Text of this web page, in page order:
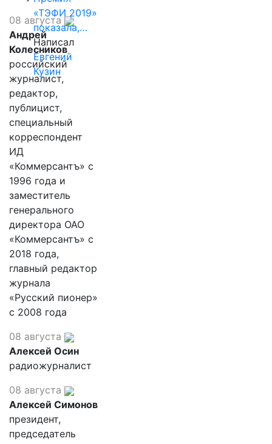
«ТЭФИ 2019»
показала,…
Написал
Евгений
Кузин
08 августа
Андрей
Колесников
российский
журналист,
редактор,
публицист,
специальный
корреспондент
ИД
«Коммерсантъ» с
1996 года и
заместитель
генерального
директора ОАО
«Коммерсантъ» с
2018 года,
главный редактор
журнала
«Русский пионер»
с 2008 года
08 августа
Алексей Осин
радиожурналист
08 августа
Алексей Симонов
президент,
председатель